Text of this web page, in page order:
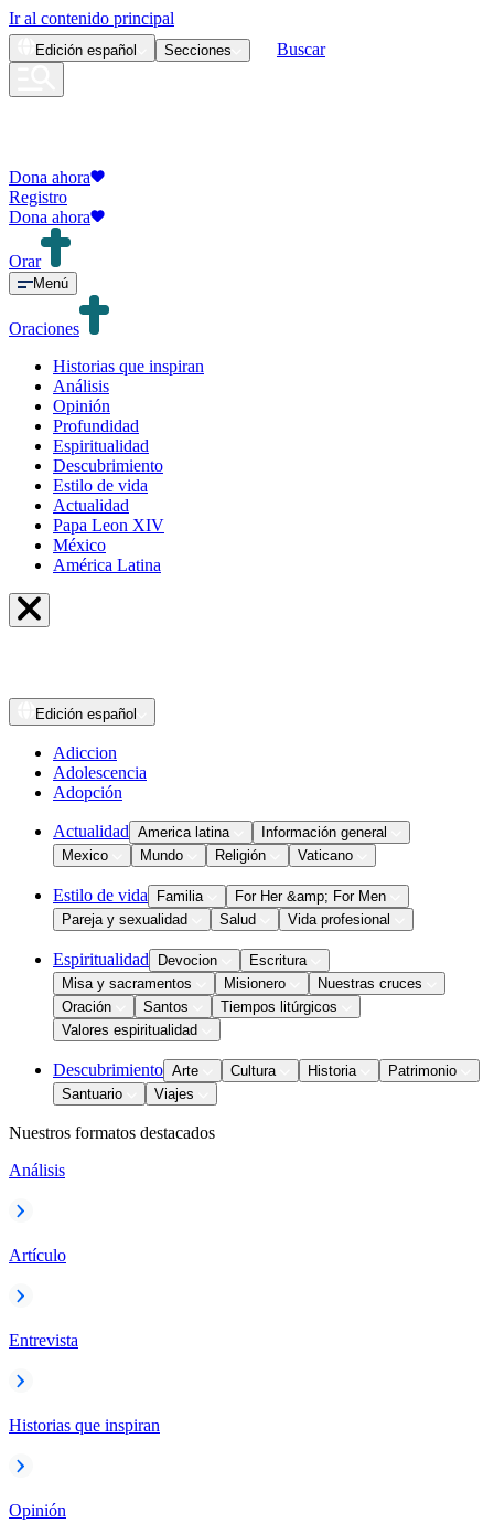
Ir al contenido principal
Edición español Secciones Buscar
Dona ahora
Registro
Dona ahora
Orar
Menú
Oraciones
Historias que inspiran
Análisis
Opinión
Profundidad
Espiritualidad
Descubrimiento
Estilo de vida
Actualidad
Papa Leon XIV
México
América Latina
Edición español
Adiccion
Adolescencia
Adopción
Actualidad America latina
Información general
Mexico
Mundo Religión Vaticano
Estilo de vida Familia
For Her &amp; For Men
Pareja y sexualidad
Salud Vida profesional
Espiritualidad Devocion
Escritura
Misa y sacramentos
Misionero
Nuestras cruces
Oración
Santos
Tiempos litúrgicos
Valores espiritualidad
Descubrimiento Arte Cultura Historia
Patrimonio
Santuario
Viajes
Nuestros formatos destacados
Análisis
Artículo
Entrevista
Historias que inspiran
Opinión